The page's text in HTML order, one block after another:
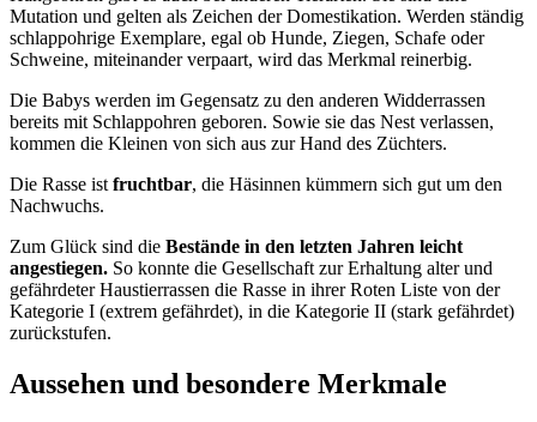
Mutation und gelten als Zeichen der Domestikation. Werden ständig
schlappohrige Exemplare, egal ob Hunde, Ziegen, Schafe oder
Schweine, miteinander verpaart, wird das Merkmal reinerbig.
Die Babys werden im Gegensatz zu den anderen Widderrassen
bereits mit Schlappohren geboren. Sowie sie das Nest verlassen,
kommen die Kleinen von sich aus zur Hand des Züchters.
Die Rasse ist fruchtbar, die Häsinnen kümmern sich gut um den
Nachwuchs.
Zum Glück sind die Bestände in den letzten Jahren leicht
angestiegen. So konnte die Gesellschaft zur Erhaltung alter und
gefährdeter Haustierrassen die Rasse in ihrer Roten Liste von der
Kategorie I (extrem gefährdet), in die Kategorie II (stark gefährdet)
zurückstufen.
Aussehen und besondere Merkmale